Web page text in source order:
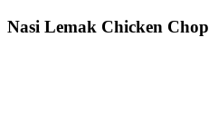
Nasi Lemak Chicken Chop